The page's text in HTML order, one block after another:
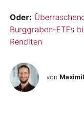
Oder:
Burggraben-ETFs
Renditen
von